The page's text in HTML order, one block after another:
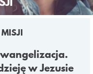
w Jezusie